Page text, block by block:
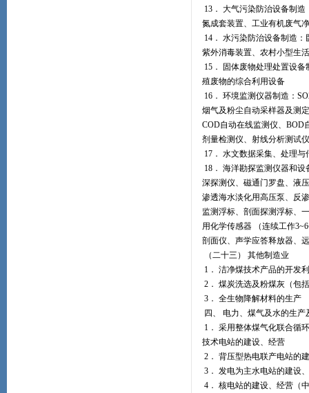
13． 大气污染防治设备制
氮成套装置、工业有机废气
14． 水污染防治设备制造
紫外消毒装置、农村小型生
15． 固体废物处理处置设
殖废物的综合利用设备
16． 环境监测仪器制造：
烟气及粉尘自动采样器及测
COD自动在线监测仪、BOD
剂量检测仪、射线分析测试仪
17． 水文数据采集、处理
18． 海洋勘探监测仪器和
深探测仪、磁通门罗盘、液
渗透海水淡化用高压泵、反
监测浮标、剖面探测浮标、
用化学传感器 （连续工作
剖面仪、声学应答释放器、
（二十三） 其他制造业
1． 洁净煤技术产品的开发
2． 煤炭洗选及粉煤灰（包
3． 全生物降解材料的生产
四、 电力、煤气及水的生产
1． 采用整体煤气化联合循
技术电站的建设、经营
2． 背压型热电联产电站的
3． 发电为主水电站的建设
4． 核电站的建设、经营（